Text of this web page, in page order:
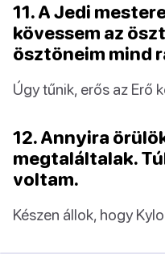
11. A Jedi
kövessem az
ösztöneim mind
Úgy tűnik, erős az Erő
12. Annyira
megtaláltalak.
voltam.
Készen állok, hogy